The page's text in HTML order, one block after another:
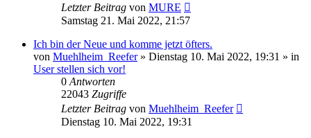
Letzter Beitrag von MURE
Samstag 21. Mai 2022, 21:57
Ich bin der Neue und komme jetzt öfters.
von Muehlheim_Reefer» Dienstag 10. Mai 2022, 19:31 » in
User stellen sich vor!
0 Antworten
22043 Zugriffe
Letzter Beitrag von Muehlheim_Reefer
Dienstag 10. Mai 2022, 19:31